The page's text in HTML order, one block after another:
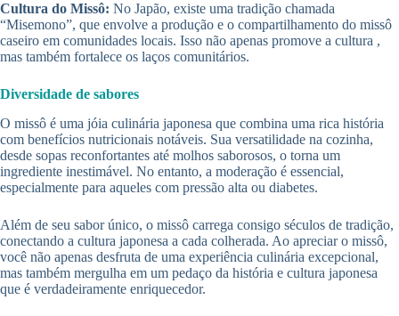
Cultura do Missô: No Japão, existe uma tradição chamada
“Misemono”, que envolve a produção e o compartilhamento do missô
caseiro em comunidades locais. Isso não apenas promove a cultura ,
mas também fortalece os laços comunitários.
Diversidade de sabores
O missô é uma jóia culinária japonesa que combina uma rica história
com benefícios nutricionais notáveis. Sua versatilidade na cozinha,
desde sopas reconfortantes até molhos saborosos, o torna um
ingrediente inestimável. No entanto, a moderação é essencial,
especialmente para aqueles com pressão alta ou diabetes.
Além de seu sabor único, o missô carrega consigo séculos de tradição,
conectando a cultura japonesa a cada colherada. Ao apreciar o missô,
você não apenas desfruta de uma experiência culinária excepcional,
mas também mergulha em um pedaço da história e cultura japonesa
que é verdadeiramente enriquecedor.